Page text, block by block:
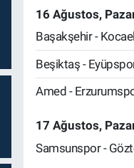
16 Ağustos,
Başakşehir -
Beşiktaş -
Amed -
17 Ağustos,
Samsunspor -